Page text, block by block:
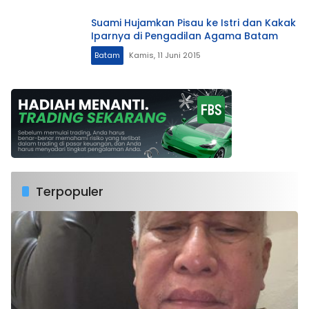
Suami Hujamkan Pisau ke Istri dan Kakak
Iparnya di Pengadilan Agama Batam
Batam Kamis, 11 Juni 2015
Terpopuler